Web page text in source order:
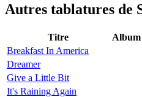
Autres tablatures de
Titre Album
Breakfast In America
Dreamer
Give a Little Bit
It's Raining Again